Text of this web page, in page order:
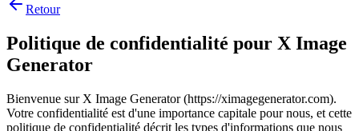
Retour
Politique de confidentialité pour X Image
Generator
Bienvenue sur X Image Generator (https://ximagegenerator.com).
Votre confidentialité est d'une importance capitale pour nous, et cette
politique de confidentialité décrit les types d'informations que nous